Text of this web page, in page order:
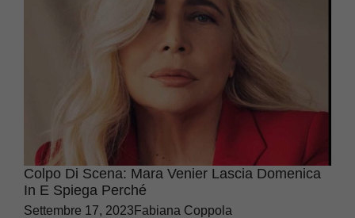
Colpo Di Scena: Mara Venier Lascia Domenica
In E Spiega Perché
Settembre 17, 2023 Fabiana Coppola